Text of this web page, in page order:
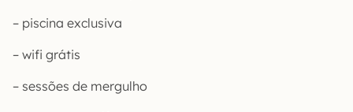
– piscina exclusiva
– wifi grátis
– sessões de mergulho